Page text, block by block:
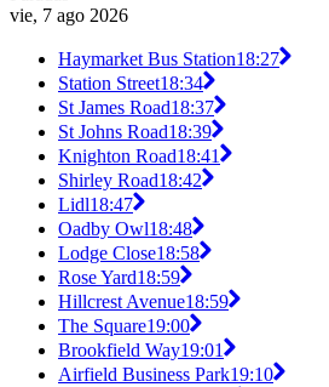
vie, 7 ago 2026
Haymarket Bus Station18:27
Station Street18:34
St James Road18:37
St Johns Road18:39
Knighton Road18:41
Shirley Road18:42
Lidl18:47
Oadby Owl18:48
Lodge Close18:58
Rose Yard18:59
Hillcrest Avenue18:59
The Square19:00
Brookfield Way19:01
Airfield Business Park19:10